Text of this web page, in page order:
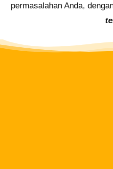
permasalahan Anda,